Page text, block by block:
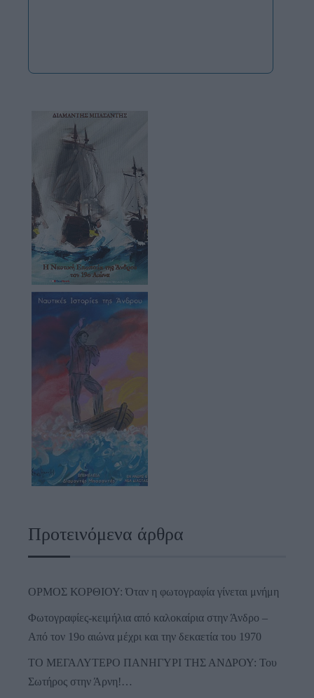
Προτεινόμενα άρθρα
ΟΡΜΟΣ ΚΟΡΘΙΟΥ: Όταν η φωτογραφία γίνεται μνήμη
Φωτογραφίες-κειμήλια από καλοκαίρια στην Άνδρο –
Από τον 19ο αιώνα μέχρι και την δεκαετία του 1970
ΤΟ ΜΕΓΑΛΥΤΕΡΟ ΠΑΝΗΓΥΡΙ ΤΗΣ ΑΝΔΡΟΥ: Του
Σωτήρος στην Άρνη!…